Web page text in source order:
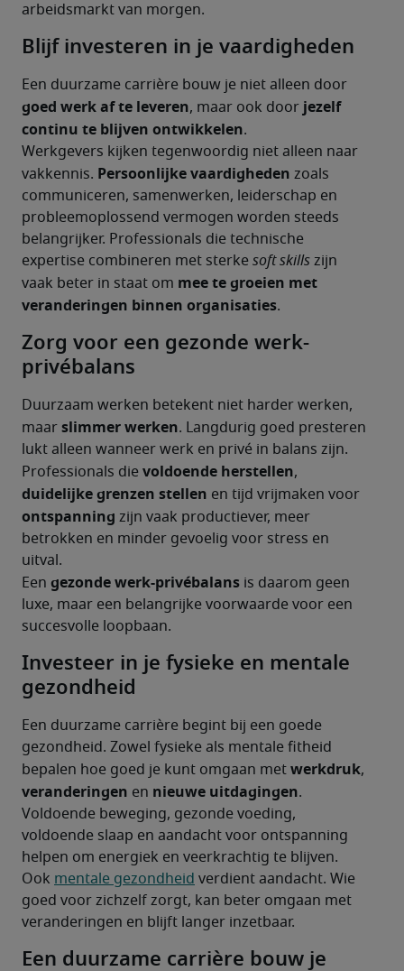
arbeidsmarkt van morgen.
Blijf investeren in je vaardigheden
goed werk af te leveren, maar ook door jezelf
continu te blijven ontwikkelen.
Werkgevers kijken tegenwoordig niet alleen naar
vakkennis. Persoonlijke vaardigheden zoals
communiceren, samenwerken, leiderschap en
probleemoplossend vermogen worden steeds
belangrijker. Professionals die technische
expertise combineren met sterke soft skills zijn
vaak beter in staat om mee te groeien met
veranderingen binnen organisaties.
Zorg voor een gezonde werk-
privébalans
Duurzaam werken betekent niet harder werken,
maar slimmer werken. Langdurig goed presteren
lukt alleen wanneer werk en privé in balans zijn.
Professionals die voldoende herstellen
duidelijke grenzen stellen
ontspanning zijn vaak productiever, meer
betrokken en minder gevoelig voor stress en
uitval.
Een gezonde werk-privébalans is daarom geen
luxe, maar een belangrijke voorwaarde voor een
succesvolle loopbaan.
Investeer in je fysieke en mentale
gezondheid
Een duurzame carrière begint bij een goede
gezondheid. Zowel fysieke als mentale fitheid
bepalen hoe goed je kunt omgaan met werkdruk
veranderingen en nieuwe uitdagingen.
Voldoende beweging, gezonde voeding,
voldoende slaap en aandacht voor ontspanning
helpen om energiek en veerkrachtig te blijven.
Ook mentale gezondheid verdient aandacht. Wie
goed voor zichzelf zorgt, kan beter omgaan met
veranderingen en blijft langer inzetbaar.
Een duurzame carrière bouw je